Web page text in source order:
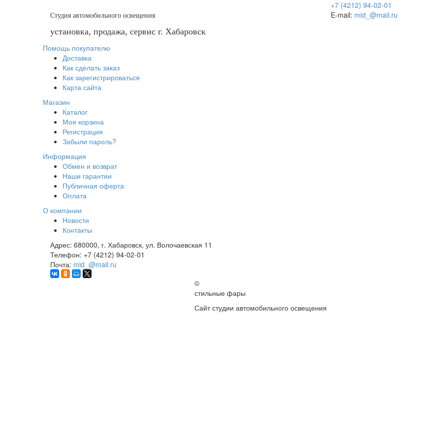
Студия автомобильного освещения
установка, продажа, сервис г. Хабаровск
+7 (4212) 94-02-01
E-mail: mid_@mail.ru
Помощь покупателю
Доставка
Как сделать заказ
Как зарегистрироваться
Карта сайта
Магазин
Каталог
Моя корзина
Регистрация
Забыли пароль?
Информация
Обмен и возврат
Наши гарантии
Публичная оферта
Оплата
О компании
Новости
Контакты
Адрес: 680000, г. Хабаровск, ул. Волочаевская 11
Телефон: +7 (4212) 94-02-01
Почта: mid_@mail.ru
©
стильные фары
Сайт студии автомобильного освещения